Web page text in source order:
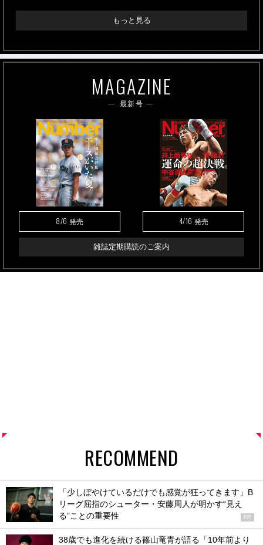
もっと見る
MAGAZINE
最新号
8/6 発売 4/16 発売
雑誌定期購読のご案内
RECOMMEND
「少しぼやけているだけでも感覚が狂ってきます」B
リーグ屈指のシューター・安藤周人が明かす“見え
る”ことの重要性
PR
38歳でも進化を続ける篠山竜青が語る「10年前より